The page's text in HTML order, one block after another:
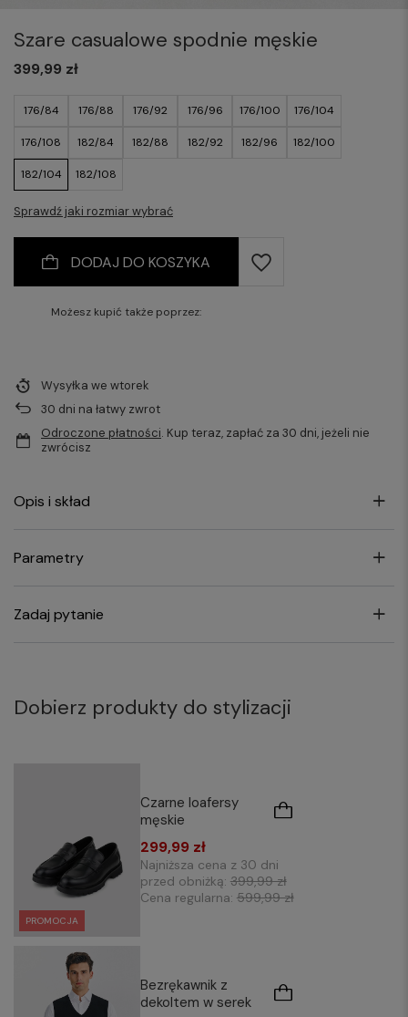
Szare casualowe spodnie męskie
176/84 176/88 176/92 176/96 176/100 176/104
176/108 182/84 182/88 182/92 182/96 182/100
182/104 182/108
Sprawdź jaki rozmiar wybrać
399,99 zł
DODAJ DO KOSZYKA
Możesz kupić także poprzez:
Wysyłka we wtorek
30 dni na łatwy zwrot
Odroczone płatności. Kup teraz, zapłać za 30 dni, jeżeli nie
zwrócisz
Opis i skład
Parametry
Zadaj pytanie
Dobierz produkty do stylizacji
PROMOCJA
Czarne loafersy
męskie
299,99 zł
Najniższa cena z 30 dni
przed obniżką: 399,99 zł
Cena regularna: 599,99 zł
Bezrękawnik z
dekoltem w serek